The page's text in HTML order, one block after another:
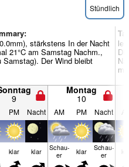
Stündlich
stärkstens In der Nacht
21°C am Samstag Nachm.,
Samstag). Der Wind bleibt
9
Montag
10
PM Nacht AM PM Nacht
klar klar Schau­
er klar Schau­
er